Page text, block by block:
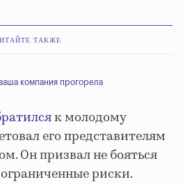
ТАКЖЕ
компания прогорела
к молодому
его представителям
Он призвал не бояться
риски.